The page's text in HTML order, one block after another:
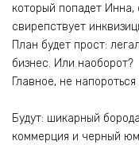
который попадет Инна,
свирепствует
План будет прост:
бизнес. Или наоборот?
Главное, не
Будут: шикарный
коммерция и черный